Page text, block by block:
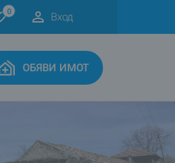
0 Вход
ОБЯВИ ИМОТ